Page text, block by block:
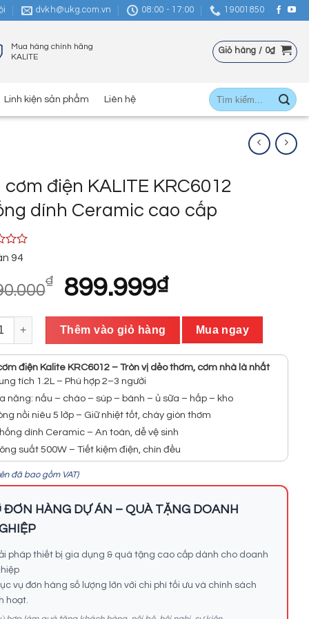
dvkh@ukg.com.vn 08:00 - 17:00 19001850
Mua hàng chính hãng
KALITE
Giỏ hàng / 0₫
Linh kiện sản phẩm Liên hệ
Tìm
kiếm:
cơm điện KALITE KRC6012
dính Ceramic cao cấp
94
₫
Giá
gốc
là:
1.090.000₫.
899.999₫Giá
tại
899.999₫.
điện KALITE KRC6012 chống dính Ceramic cao cấp số lượng
Thêm vào giỏ hàng Mua ngay
điện Kalite KRC6012 – Tròn vị dẻo thơm, cơm nhà là nhất
tích 1.2L – Phù hợp 2–3 người
năng: nấu – cháo – súp – bánh – ủ sữa – hấp – kho
nồi niêu 5 lớp – Giữ nhiệt tốt, cháy giòn thơm
dính Ceramic – An toàn, dễ vệ sinh
suất 500W – Tiết kiệm điện, chín đều
đã bao gồm VAT)
ĐƠN HÀNG DỰ ÁN – QUÀ TẶNG DOANH
pháp thiết bị gia dụng & quà tặng cao cấp dành cho doanh
vụ đơn hàng số lượng lớn với chi phí tối ưu và chính sách
hoạt.